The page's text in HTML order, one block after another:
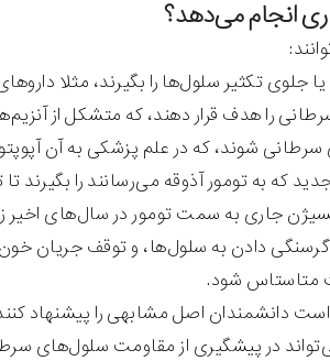
جلوی تکثیر سلول‌ها را بگیرند، مثلا
را هدف قرار ‌دهند، که متشکل از
‌شوند، که در علم پزشکی به آن
که به تومور آذوقه می‌رسانند را بگیرند تا
جاری به سمت تومور در سال‌های اخیر
گرسنگی دادن به سلول‌ها، و توقف جریان
متاستاس شود.
دانشمندان اصل مشابهی را پیشنهاد
در پیشگیری از مقاومت سلول‌های